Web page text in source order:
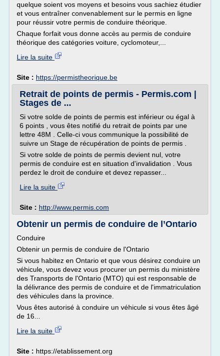
quelque soient vos moyens et besoins vous sachiez étudier
et vous entraîner convenablement sur le permis en ligne
pour réussir votre permis de conduire théorique.
Chaque forfait vous donne accès au permis de conduire
théorique des catégories voiture, cyclomoteur,...
Lire la suite
Site : https://permistheorique.be
Retrait de points de permis - Permis.com |
Stages de ...
Si votre solde de points de permis est inférieur ou égal à
6 points , vous êtes notifié du retrait de points par une
lettre 48M . Celle-ci vous communique la possibilité de
suivre un Stage de récupération de points de permis .
Si votre solde de points de permis devient nul, votre
permis de conduire est en situation d'invalidation . Vous
perdez le droit de conduire et devez repasser...
Lire la suite
Site : http://www.permis.com
Obtenir un permis de conduire de l’Ontario
Conduire
Obtenir un permis de conduire de l'Ontario
Si vous habitez en Ontario et que vous désirez conduire un
véhicule, vous devez vous procurer un permis du ministère
des Transports de l'Ontario (MTO) qui est responsable de
la délivrance des permis de conduire et de l'immatriculation
des véhicules dans la province.
Vous êtes autorisé à conduire un véhicule si vous êtes âgé
de 16...
Lire la suite
Site : https://etablissement.org